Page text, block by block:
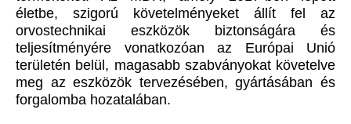
életbe, szigorú követelményeket állít fel az
orvostechnikai eszközök biztonságára és
teljesítményére vonatkozóan az Európai Unió
területén belül, magasabb szabványokat követelve
meg az eszközök tervezésében, gyártásában és
forgalomba hozatalában.